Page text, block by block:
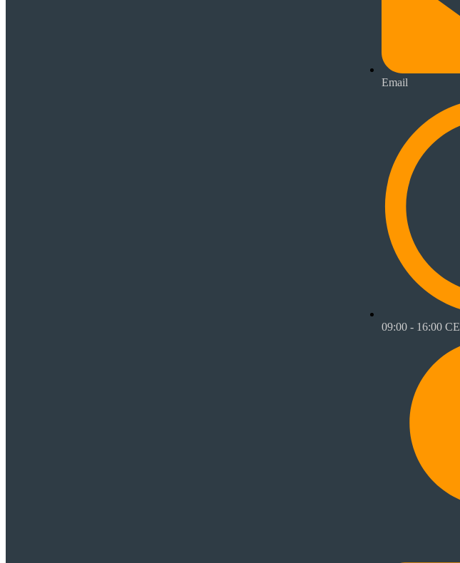
Email
09:00 - 16:00